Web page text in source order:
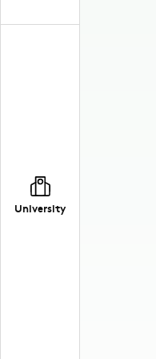
University